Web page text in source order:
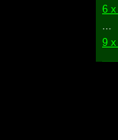
6 x
9 x